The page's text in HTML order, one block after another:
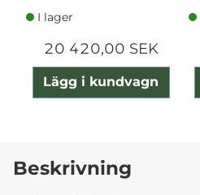
I lager
20 420,00 SEK
Lägg i kundvagn
Beskrivning